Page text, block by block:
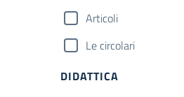
Articoli
Le circolari
DIDATTICA